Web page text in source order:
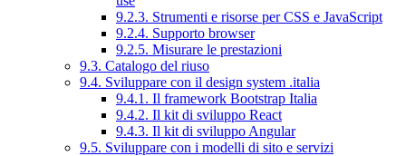
9.2.3. Strumenti e risorse per CSS e JavaScript
9.2.4. Supporto browser
9.2.5. Misurare le prestazioni
9.3. Catalogo del riuso
9.4. Sviluppare con il design system .italia
9.4.1. Il framework Bootstrap Italia
9.4.2. Il kit di sviluppo React
9.4.3. Il kit di sviluppo Angular
9.5. Sviluppare con i modelli di sito e servizi